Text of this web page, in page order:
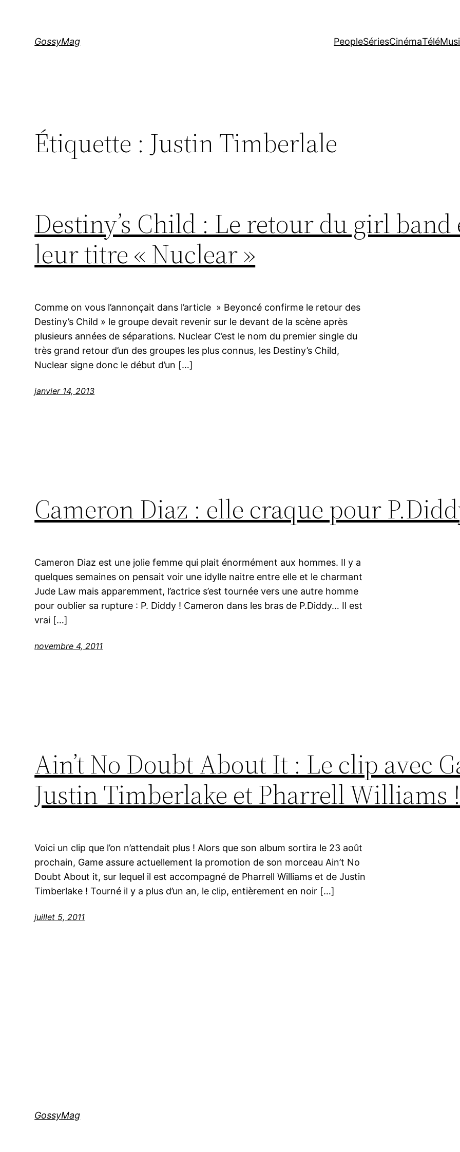
GossyMag PeopleSériesCinémaTélé
Étiquette : Justin Timberlale
Destiny’s Child : Le retour du girl band
leur titre « Nuclear »
Comme on vous l’annonçait dans l’article » Beyoncé confirme le retour des
Destiny’s Child » le groupe devait revenir sur le devant de la scène après
plusieurs années de séparations. Nuclear C’est le nom du premier single du
très grand retour d’un des groupes les plus connus, les Destiny’s Child,
Nuclear signe donc le début d’un […]
janvier 14, 2013
Cameron Diaz : elle craque pour
Cameron Diaz est une jolie femme qui plait énormément aux hommes. Il y a
quelques semaines on pensait voir une idylle naitre entre elle et le charmant
Jude Law mais apparemment, l’actrice s’est tournée vers une autre homme
pour oublier sa rupture : P. Diddy ! Cameron dans les bras de P.Diddy… Il est
vrai […]
novembre 4, 2011
Ain’t No Doubt About It : Le clip avec
Justin Timberlake et Pharrell Williams
Voici un clip que l’on n’attendait plus ! Alors que son album sortira le 23 août
prochain, Game assure actuellement la promotion de son morceau Ain’t No
Doubt About it, sur lequel il est accompagné de Pharrell Williams et de Justin
Timberlake ! Tourné il y a plus d’un an, le clip, entièrement en noir […]
juillet 5, 2011
GossyMag